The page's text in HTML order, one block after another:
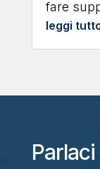
frase
motivo è